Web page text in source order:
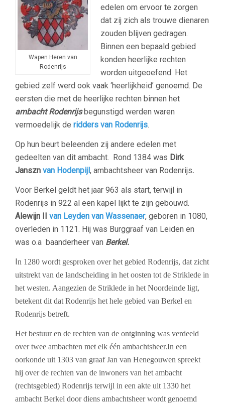
Wapen Heren van
Rodenrijs
edelen om ervoor te zorgen
dat zij zich als trouwe dienaren
zouden blijven gedragen.
Binnen een bepaald gebied
konden heerlijke rechten
worden uitgeoefend. Het
gebied zelf werd ook vaak ‘heerlijkheid’ genoemd. De
eersten die met de heerlijke rechten binnen het
ambacht Rodenrijsbegunstigd werden waren
vermoedelijk de ridders van Rodenrijs.
Op hun beurt beleenden zij andere edelen met
gedeelten van dit ambacht. Rond 1384 was Dirk
Janszn van Hodenpijl , ambachtsheer van Rodenrijs.
Voor Berkel geldt het jaar 963 als start, terwijl in
Rodenrijs in 922 al een kapel lijkt te zijn gebouwd.
Alewijn II van Leyden van Wassenaer, geboren in 1080,
overleden in 1121. Hij was Burggraaf van Leiden en
was o.a baanderheer van Berkel.
n 1280 wordt gesproken over het gebied Rodenrijs, dat zicht
uitstrekt van de landscheiding in het oosten tot de Striklede in
het westen. Aangezien de Striklede in het Noordeinde ligt,
betekent dit dat Rodenrijs het hele gebied van Berkel en
Rodenrijs betreft.
Het bestuur en de rechten van de ontginning was verdeeld
over twee ambachten met elk één ambachtsheer.In een
oorkonde uit 1303 van graaf Jan van Henegouwen spreekt
hij over de rechten van de inwoners van het ambacht
(rechtsgebied) Rodenrijs terwijl in een akte uit 1330 het
ambacht Berkel door diens ambachtsheer wordt genoemd